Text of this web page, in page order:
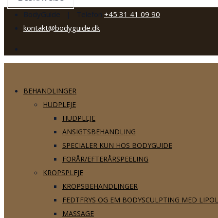
BodyGuide | Telefon +45 31 41 09 90
kontakt@bodyguide.dk
BEHANDLINGER
HUDPLEJE
HUDPLEJE
ANSIGTSBEHANDLING
SPECIALER KUN HOS BODYGUIDE
FORÅR/EFTERÅRSPEELING
KROPSPLEJE
KROPSBEHANDLINGER
FEDTFRYS OG EM BODYSCULPTING MED
MASSAGE